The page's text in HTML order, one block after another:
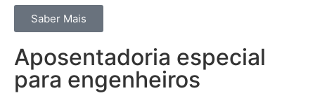
Saber Mais
Aposentadoria especial
para engenheiros